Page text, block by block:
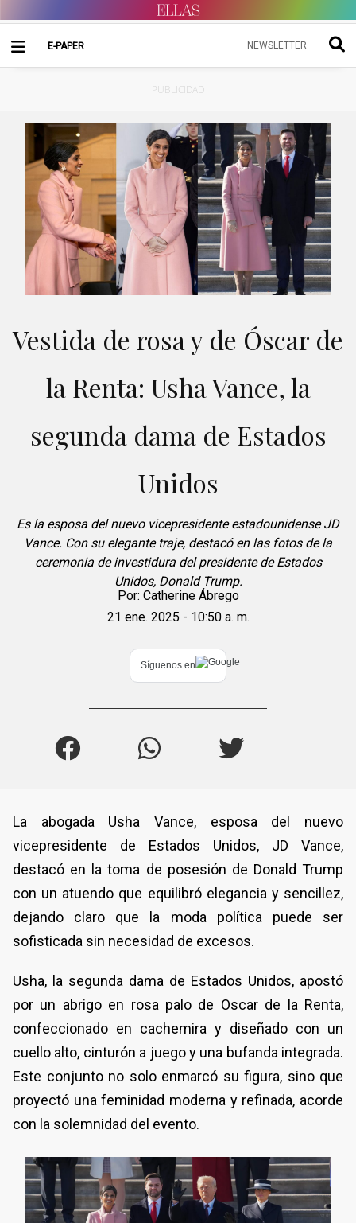
E-PAPER NEWSLETTER
PUBLICIDAD
Vestida de rosa y de Óscar de
la Renta: Usha Vance, la
segunda dama de Estados
Unidos
Es la esposa del nuevo vicepresidente estadounidense JD
Vance. Con su elegante traje, destacó en las fotos de la
ceremonia de investidura del presidente de Estados
Unidos, Donald Trump.
Por: Catherine Ábrego
21 ene. 2025 - 10:50 a. m.
Síguenos en
La abogada Usha Vance, esposa del nuevo
vicepresidente de Estados Unidos, JD Vance,
destacó en la toma de posesión de Donald Trump
con un atuendo que equilibró elegancia y sencillez,
dejando claro que la moda política puede ser
sofisticada sin necesidad de excesos.
Usha, la segunda dama de Estados Unidos, apostó
por un abrigo en rosa palo de Oscar de la Renta,
confeccionado en cachemira y diseñado con un
cuello alto, cinturón a juego y una bufanda integrada.
Este conjunto no solo enmarcó su figura, sino que
proyectó una feminidad moderna y refinada, acorde
con la solemnidad del evento.